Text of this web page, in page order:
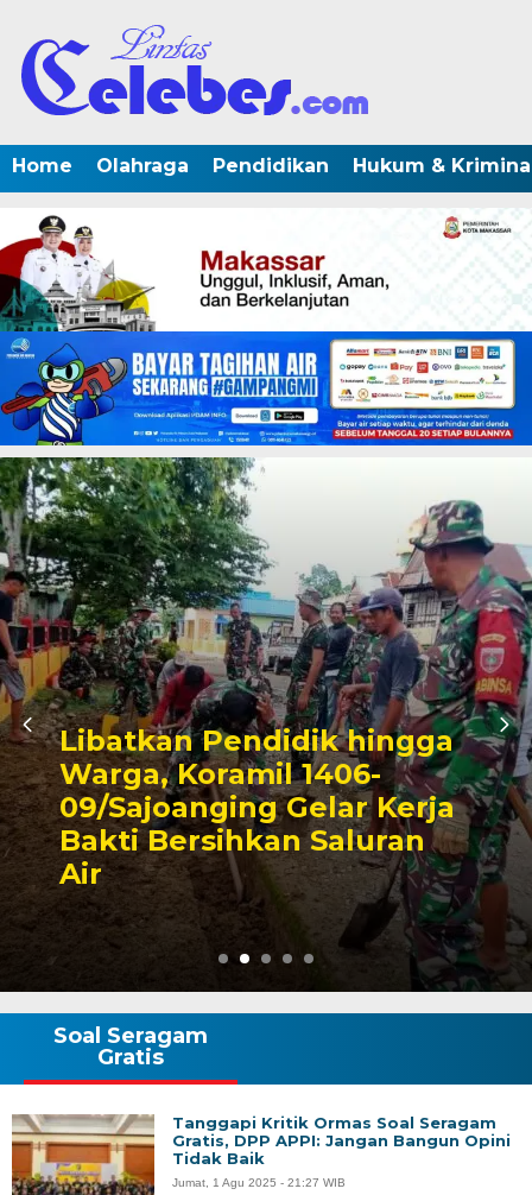
Home Olahraga Pendidikan Hukum &
hingga
Kerja
Triwulan II
Pendapatan
Capai 49
Rp130 Miliar
Soal Seragam
Gratis
Tanggapi Kritik Ormas Soal Seragam
Gratis, DPP APPI: Jangan Bangun Opini
Tidak Baik
Jumat, 1 Agu 2025 - 21:27 WIB